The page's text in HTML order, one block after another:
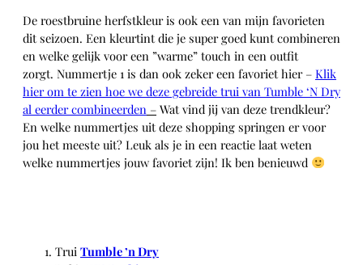
De roestbruine herfstkleur is ook een van mijn favorieten
dit seizoen. Een kleurtint die je super goed kunt combineren
en welke gelijk voor een ”warme” touch in een outfit
zorgt. Nummertje 1 is dan ook zeker een favoriet hier – Klik
hier om te zien hoe we deze gebreide trui van Tumble ‘N Dry
al eerder combineerden – Wat vind jij van deze trendkleur?
En welke nummertjes uit deze shopping springen er voor
jou het meeste uit? Leuk als je in een reactie laat weten
welke nummertjes jouw favoriet zijn! Ik ben benieuwd
Trui Tumble ’n Dry